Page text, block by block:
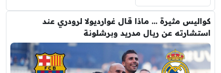
كواليس مثيرة … ماذا قال غوارديولا لرودري عند
استشارته عن ريال مدريد وبرشلونة